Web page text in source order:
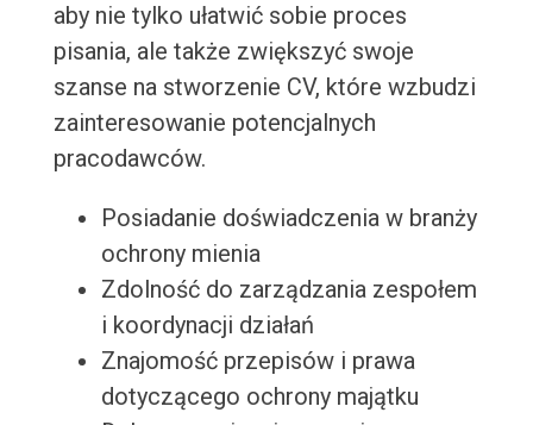
aby nie tylko ułatwić sobie proces
pisania, ale także zwiększyć swoje
szanse na stworzenie CV, które wzbudzi
zainteresowanie potencjalnych
pracodawców.
Posiadanie doświadczenia w branży
ochrony mienia
Zdolność do zarządzania zespołem
i koordynacji działań
Znajomość przepisów i prawa
dotyczącego ochrony majątku